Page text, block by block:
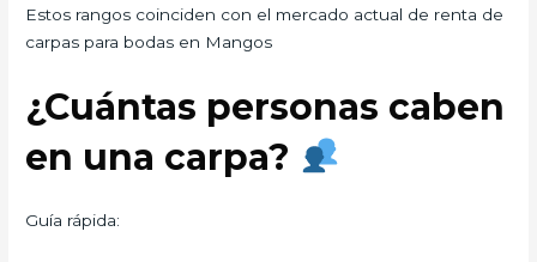
Estos rangos coinciden con el mercado actual de renta de
carpas para bodas en Mangos
¿Cuántas personas caben
en una carpa?
Guía rápida: